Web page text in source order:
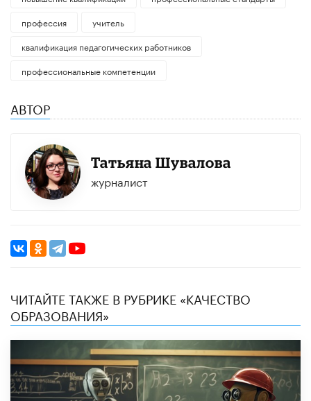
профессия
учитель
квалификация педагогических работников
профессиональные компетенции
АВТОР
Татьяна Шувалова
журналист
ЧИТАЙТЕ ТАКЖЕ В РУБРИКЕ «КАЧЕСТВО
ОБРАЗОВАНИЯ»